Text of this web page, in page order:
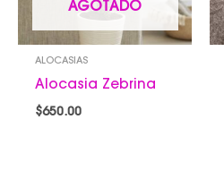
AGOTADO
ALOCASIAS
Alocasia Zebrina
$650.00